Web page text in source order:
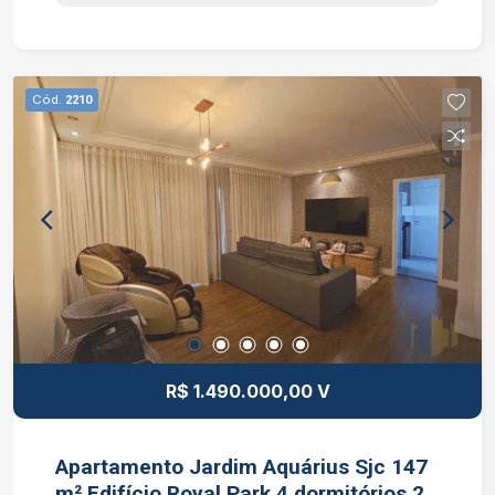
Cód. 2210
R$ 1.490.000,00 V
Apartamento Jardim Aquárius Sjc 147